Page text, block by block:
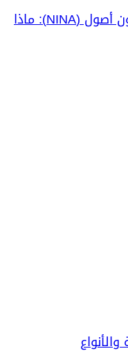
الرهن العقاري بدون دخل/بدون أصول (NINA): ماذا